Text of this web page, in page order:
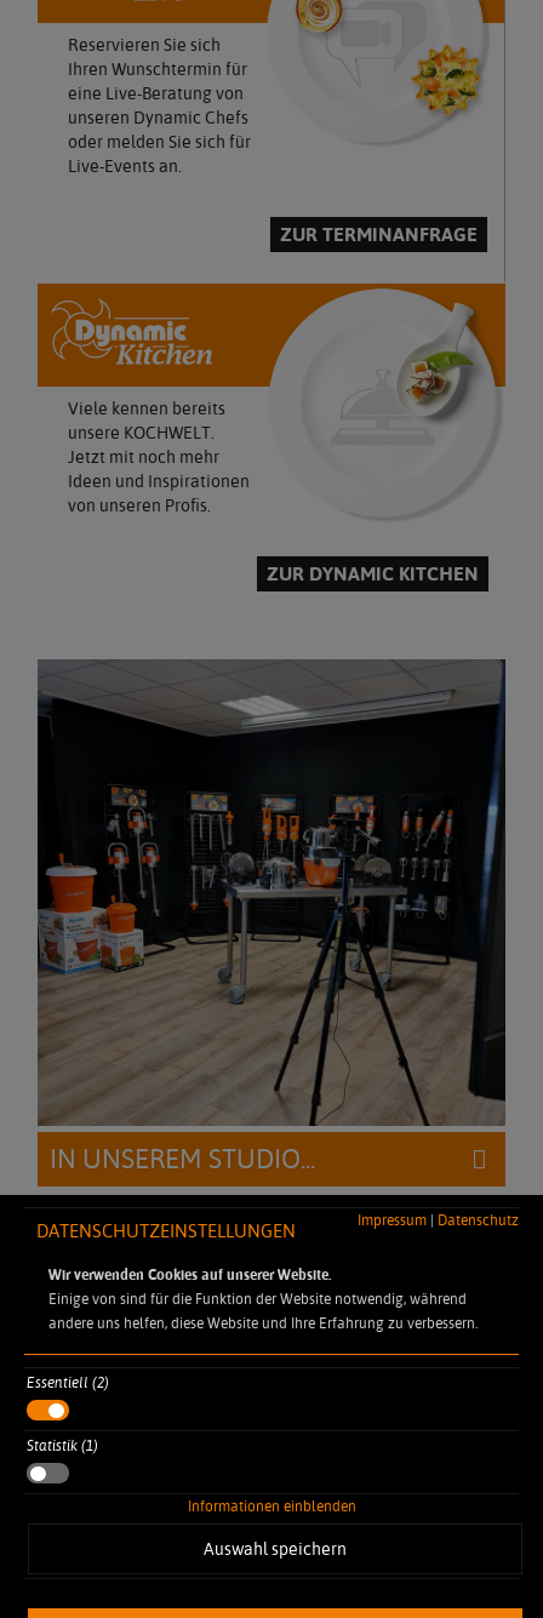
Impressum | Datenschutz
DATENSCHUTZEINSTELLUNGEN
Wir verwenden Cookies auf unserer Website.
Einige von sind für die Funktion der Website notwendig, während
andere uns helfen, diese Website und Ihre Erfahrung zu verbessern.
Essentiell (2)
Statistik (1)
Informationen einblenden
Auswahl speichern
Reservieren Sie sich
Ihren Wunschtermin für
eine Live-Beratung von
unseren Dynamic Chefs
oder melden Sie sich für
Live-Events an.
ZUR TERMINANFRAGE
Viele kennen bereits
unsere KOCHWELT.
Jetzt mit noch mehr
Ideen und Inspirationen
von unseren Profis.
ZUR DYNAMIC KITCHEN
IN UNSEREM STUDIO...
... berät Sie unser Team und die Dynamic Chefs gerne.
Wunschtermin für eine Live-Beratung
DYNAMIC PROFESSIONAL
Robert-Koch-Straße 7
77694 Kehl Auenheim